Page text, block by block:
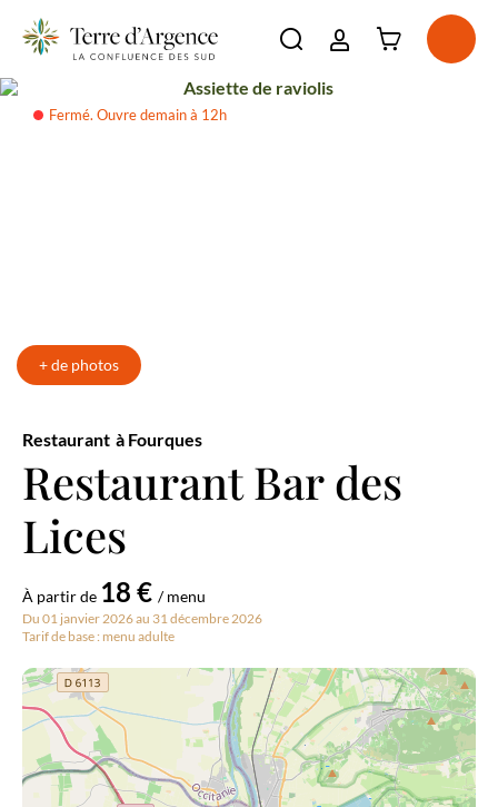
La destination
Ouvrir la barre de
Connexion à
Restaurant à Fourques
Restaurant Bar des
Lices
Assiette de raviolis
+ de photos
Fermé. Ouvre demain à 12h
À partir de 18 € / menu
Du 01 janvier 2026 au 31 décembre 2026
Tarif de base : menu adulte